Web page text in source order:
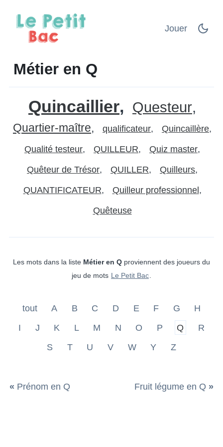
Jouer
Métier en Q
Quincaillier Questeur
Quartier-maître qualificateur Quincaillère
Qualité testeur QUILLEUR Quiz master
Quêteur de Trésor QUILLER Quilleurs
QUANTIFICATEUR Quilleur professionnel
Quêteuse
Les mots dans la liste Métier en Q proviennent des joueurs du
jeu de mots Le Petit Bac
tout A B C D E F G
H
I
J K L M N O P Q
R
S
T U V W Y Z
« Prénom en Q Fruit légume en Q »